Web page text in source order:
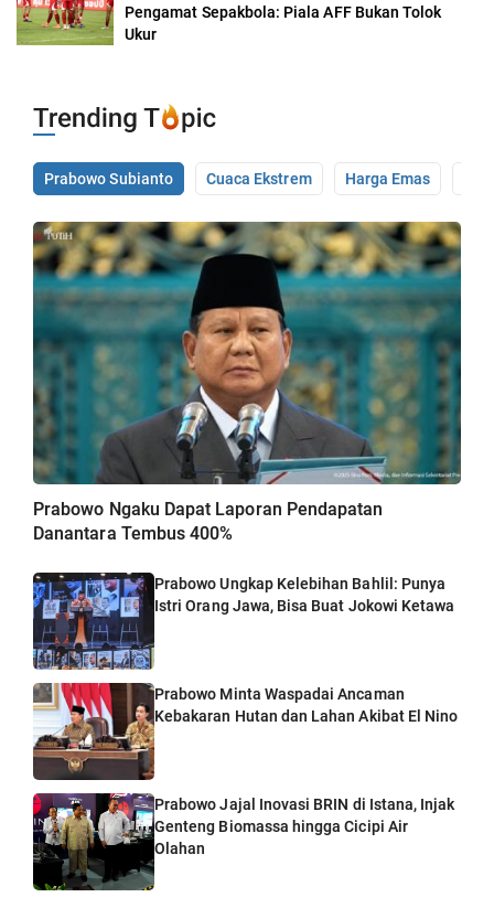
Pengamat Sepakbola: Piala AFF Bukan Tolok
Ukur
Prabowo Subianto Cuaca Ekstrem Harga Emas
Prabowo Ngaku Dapat Laporan Pendapatan
Danantara Tembus 400%
Prabowo Ungkap Kelebihan Bahlil: Punya
Istri Orang Jawa, Bisa Buat Jokowi Ketawa
Prabowo Minta Waspadai Ancaman
Kebakaran Hutan dan Lahan Akibat El Nino
Prabowo Jajal Inovasi BRIN di Istana, Injak
Genteng Biomassa hingga Cicipi Air
Olahan